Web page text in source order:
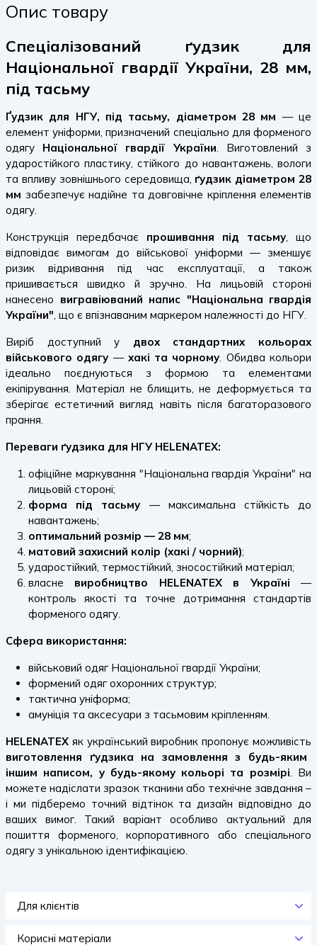
Опис товару
Спеціалізований ґудзик для
Національної гвардії України, 28 мм,
під тасьму
Ґудзик для НГУ, під тасьму, діаметром 28 мм — це
елемент уніформи, призначений спеціально для форменого
одягу Національної гвардії України. Виготовлений з
ударостійкого пластику, стійкого до навантажень, вологи
та впливу зовнішнього середовища, ґудзик діаметром 28
мм забезпечує надійне та довговічне кріплення елементів
одягу.
Конструкція передбачає прошивання під тасьму, що
відповідає вимогам до військової уніформи — зменшує
ризик відривання під час експлуатації, а також
пришивається швидко й зручно. На лицьовій стороні
нанесено вигравіюваний напис "Національна гвардія
України", що є впізнаваним маркером належності до НГУ.
Виріб доступний у двох стандартних кольорах
військового одягу — хакі та чорному. Обидва кольори
ідеально поєднуються з формою та елементами
екіпірування. Матеріал не блищить, не деформується та
зберігає естетичний вигляд навіть після багаторазового
прання.
Переваги ґудзика для НГУ HELENATEX:
офіційне маркування "Національна гвардія України" на
лицьовій стороні;
форма під тасьму — максимальна стійкість до
навантажень;
оптимальний розмір — 28 мм;
матовий захисний колір (хакі / чорний);
ударостійкий, термостійкий, зносостійкий матеріал;
власне виробництво HELENATEX в Україні —
контроль якості та точне дотримання стандартів
форменого одягу.
Сфера використання:
військовий одяг Національної гвардії України;
формений одяг охоронних структур;
тактична уніформа;
амуніція та аксесуари з тасьмовим кріпленням.
HELENATEX як український виробник пропонує можливість
виготовлення ґудзика на замовлення з будь-яким
іншим написом, у будь-якому кольорі та розмірі. Ви
можете надіслати зразок тканини або технічне завдання –
і ми підберемо точний відтінок та дизайн відповідно до
ваших вимог. Такий варіант особливо актуальний для
пошиття форменого, корпоративного або спеціального
одягу з унікальною ідентифікацією.
Для клієнтів
Корисні матеріали